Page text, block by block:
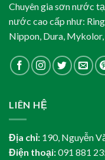
Chuyên gia sơn nước
nước cao cấp như:
Nippon, Dura, Mykolor,
LIÊN HỆ
Địa chỉ: 190, Nguyễn
Điện thoại:091 881